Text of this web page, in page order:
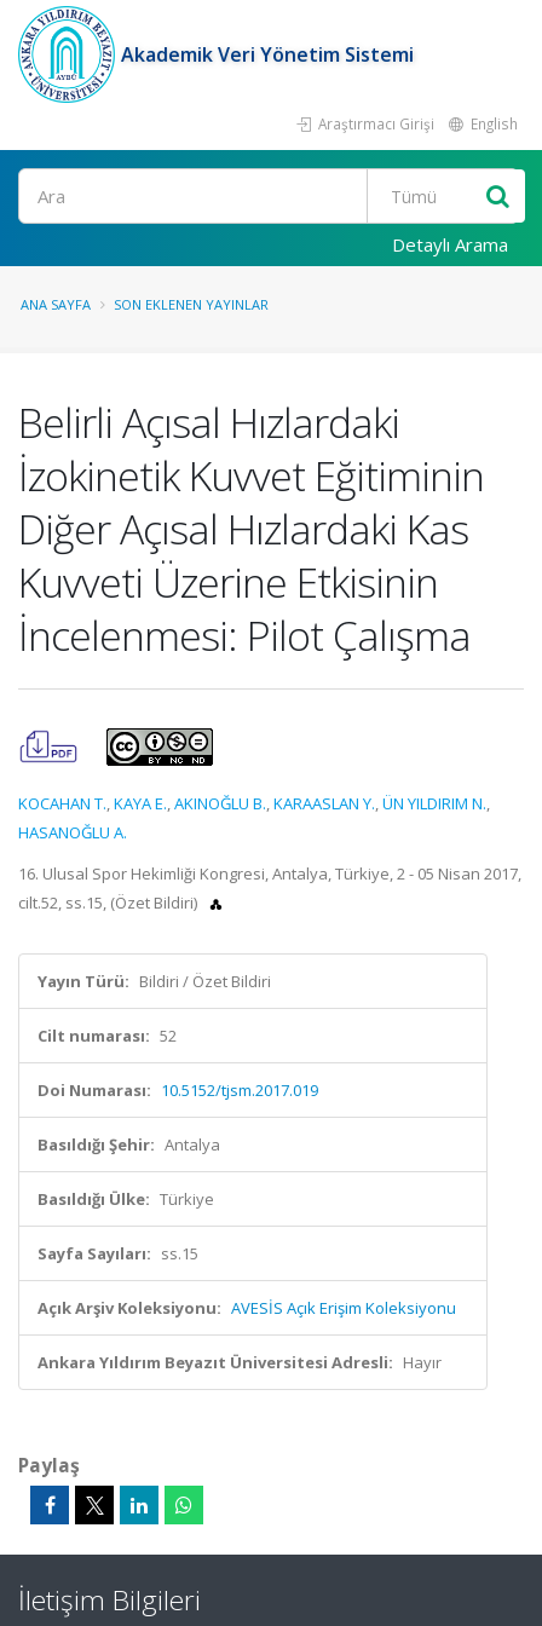
Akademik Veri Yönetim Sistemi
Araştırmacı Girişi English
Ara
Detaylı Arama
ANA SAYFA SON EKLENEN YAYINLAR
Belirli Açısal Hızlardaki
İzokinetik Kuvvet Eğitiminin
Diğer Açısal Hızlardaki Kas
Kuvveti Üzerine Etkisinin
İncelenmesi: Pilot Çalışma
KOCAHAN T.,KAYA E.,AKINOĞLU B.,KARAASLAN Y.,ÜN YILDIRIM N.,
HASANOĞLU A.
16. Ulusal Spor Hekimliği Kongresi, Antalya, Türkiye, 2 - 05 Nisan 2017,
cilt.52, ss.15, (Özet Bildiri)
Yayın Türü: Bildiri / Özet Bildiri
Cilt numarası: 52
Doi Numarası: 10.5152/tjsm.2017.019
Basıldığı Şehir: Antalya
Basıldığı Ülke: Türkiye
Sayfa Sayıları: ss.15
Açık Arşiv Koleksiyonu: AVESİS Açık Erişim Koleksiyonu
Ankara Yıldırım Beyazıt Üniversitesi Adresli: Hayır
Paylaş
İletişim Bilgileri